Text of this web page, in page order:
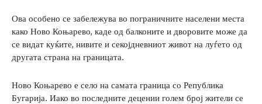
Ова особено се забележува во пограничните населени места
како Ново Коњарево, каде од балконите и дворовите може да
се видат куќите, нивите и секојдневниот живот на луѓето од
другата страна на границата.
Ново Коњарево е село на самата граница со Република
Бугарија. Иако во последните децении голем број жители се